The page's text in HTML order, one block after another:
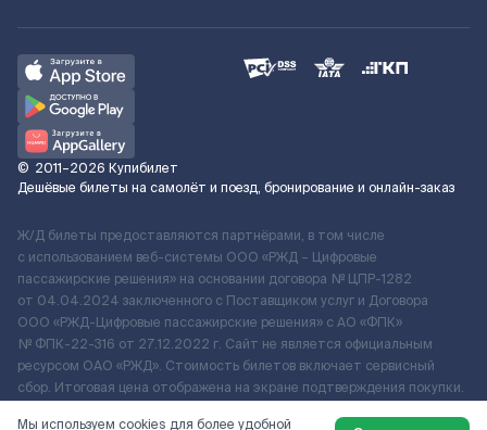
© 2011–2026 Купибилет
Дешёвые билеты на самолёт и поезд, бронирование и онлайн-заказ
Ж/Д билеты предоставляются партнёрами, в том числе
с использованием веб-системы ООО «РЖД – Цифровые
пассажирские решения» на основании договора № ЦПР-1282
от 04.04.2024 заключенного с Поставщиком услуг и Договора
ООО «РЖД-Цифровые пассажирские решения» c АО «ФПК»
№ ФПК-22-316 от 27.12.2022 г. Сайт не является официальным
ресурсом ОАО «РЖД». Стоимость билетов включает сервисный
сбор. Итоговая цена отображена на экране подтверждения покупки.
Мы используем cookies для более удобной